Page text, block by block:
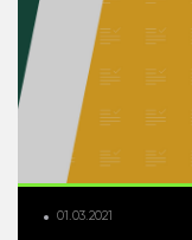
01.03.2021